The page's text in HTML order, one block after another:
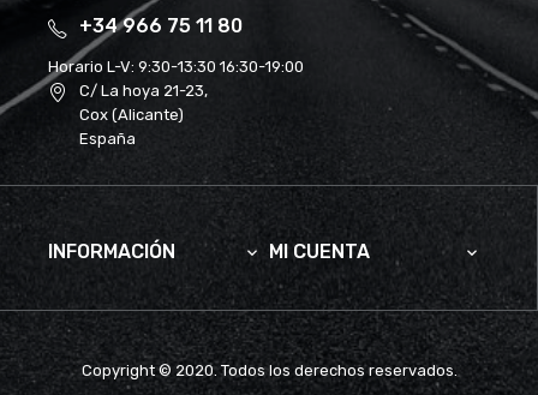
+34 966 75 11 80
Horario L-V: 9:30-13:30 16:30-19:00
C/ La hoya 21-23,
Cox (Alicante)
España
INFORMACIÓN  MI CUENTA 
Copyright © 2020. Todos los derechos reservados.